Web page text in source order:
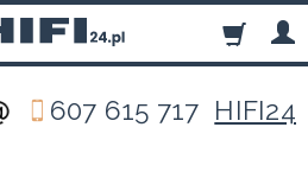
607 615 717 HIFI24